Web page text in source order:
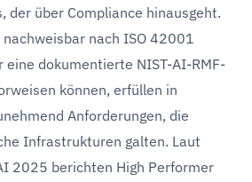
der über Compliance hinausgeht.
nach ISO 42001
dokumentierte NIST-AI-RMF-
können, erfüllen in
Anforderungen, die
Infrastrukturen galten. Laut
2025 berichten High Performer